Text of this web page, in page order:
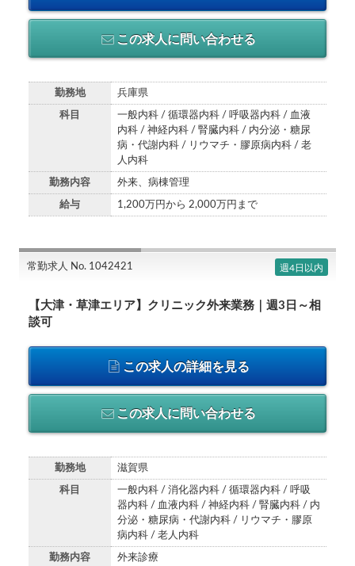
この求人に問い合わせる
勤務地 兵庫県
科目
一般内科 / 循環器内科 / 呼吸器内科 / 血液
内科 / 神経内科 / 腎臓内科 / 内分泌・糖尿
病・代謝内科 / リウマチ・膠原病内科 / 老
人内科
勤務内容 外来、病棟管理
給与 1,200万円から 2,000万円まで
常勤求人 No. 1042421 週4日以内
【大津・草津エリア】クリニック外来業務｜週3日～相
談可
この求人の詳細を見る
この求人に問い合わせる
勤務地 滋賀県
科目
一般内科 / 消化器内科 / 循環器内科 / 呼吸
器内科 / 血液内科 / 神経内科 / 腎臓内科 / 内
分泌・糖尿病・代謝内科 / リウマチ・膠原
病内科 / 老人内科
勤務内容
外来診療